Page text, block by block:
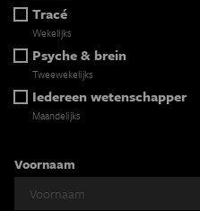
Tracé
Wekelijks
Psyche & brein
Tweewekelijks
Iedereen wetenschapper
Maandelijks
Voornaam